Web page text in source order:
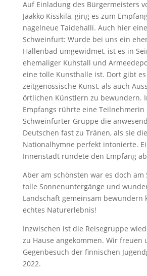
Auf Einladung des Bürgermeisters
Jaakko Kisskilä, ging es zum
nagelneue Taidehalli. Auch hier
Schweinfurt: Wurde bei uns ein
Hallenbad umgewidmet, ist es in
ehemaliger Kuhstall und
eine tolle Kunsthalle ist. Dort gibt
zeitgenössische Kunst, als auch
örtlichen Künstlern zu bewundern.
Empfangs rührte eine Teilnehmerin
Schweinfurter Gruppe die
Deutschen fast zu Tränen, als sie
Nationalhymne perfekt intonierte.
Innenstadt rundete den Empfang
Aber am schönsten war es doch am
tolle Sonnenuntergänge und
Landschaft gemeinsam bewundern
echtes Naturerlebnis!
Inzwischen ist die Reisegruppe
zu Hause angekommen. Wir freuen
Gegenbesuch der finnischen
2022.